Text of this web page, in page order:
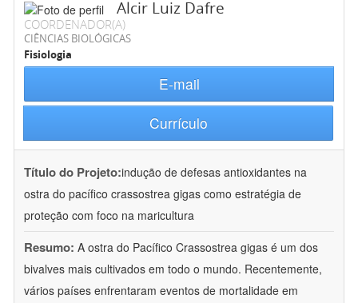
Alcir Luiz Dafre
COORDENADOR(A)
CIÊNCIAS BIOLÓGICAS
Fisiologia
E-mail
Currículo
Título do Projeto:indução de defesas antioxidantes na
ostra do pacífico crassostrea gigas como estratégia de
proteção com foco na maricultura
Resumo: A ostra do Pacífico Crassostrea gigas é um dos
bivalves mais cultivados em todo o mundo. Recentemente,
vários países enfrentaram eventos de mortalidade em